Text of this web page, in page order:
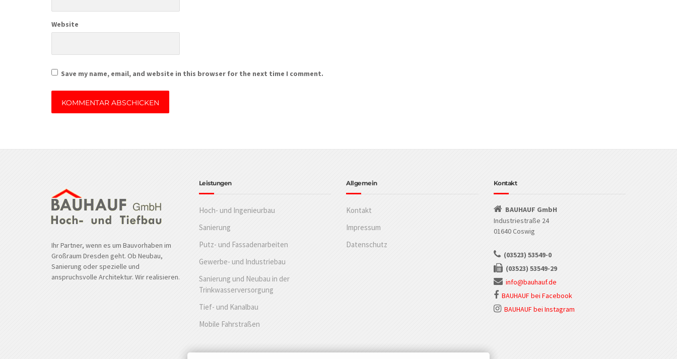
Website
Save my name, email, and website in this browser for the next time I comment.
Ihr Partner, wenn es um Bauvorhaben im
Großraum Dresden geht. Ob Neubau,
Sanierung oder spezielle und
anspruchsvolle Architektur. Wir realisieren.
Leistungen
Hoch- und Ingenieurbau
Sanierung
Putz- und Fassadenarbeiten
Gewerbe- und Industriebau
Sanierung und Neubau in der
Trinkwasserversorgung
Tief- und Kanalbau
Mobile Fahrstraßen
Allgemein
Kontakt
Impressum
Datenschutz
Kontakt
BAUHAUF GmbH
Industriestraße 24
01640 Coswig
(03523) 53549-0
(03523) 53549-29
info@bauhauf.de
BAUHAUF bei Facebook
BAUHAUF bei Instagram